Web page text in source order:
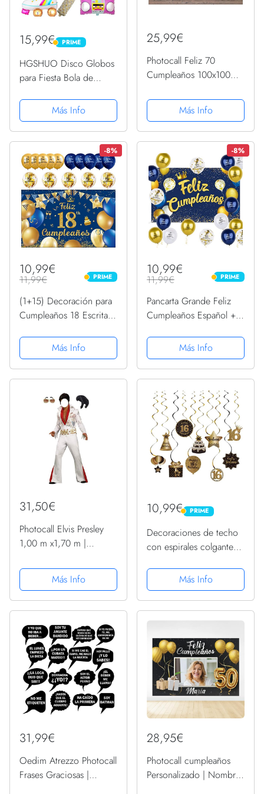
15,99€ PRIME
PRIME
HGSHUO Disco Globos
para Fiesta Bola de
Cumpleaños Decoracion
70 Años 80 Años 90
Años Globos de Helio
Fiesta de Cumpleaños
Hip Hop 9 Piezas
Más Info
25,99€
Photocall Feliz 70
Cumpleaños 100x100
Cumpleaños | Photocall
Económico y Original |
Ideas para Regalos |
Regalos Personalizados
de Cumpleaños
Más Info
-8%
10,99€
11,99€ PRIME
PRIME
(1+15) Decoración para
Cumpleaños 18 Escrita
Feliz Cumpleños 18
Decoración 18 Años
Azul Oro Happy Bithday
Globos...
Más Info
-8%
10,99€
11,99€ PRIME
PRIME
Pancarta Grande Feliz
Cumpleaños Español +
Decoración Fiesta
Cumpleaños Cartel Azul
Más Info
31,50€
Photocall Elvis Presley
1,00 m x1,70 m |
Fiestas | Accesorios de
Regalo | Photocall
Original
Más Info
10,99€ PRIME
PRIME
Decoraciones de techo
con espirales colgantes
celebración, 16 años,
suministros de
decoración de fiesta de
cumpleaños negro y
Más Info
31,99€
Oedim Atrezzo Photocall
Frases Graciosas |
28,95€
Photocall cumpleaños
Personalizado | Nombre